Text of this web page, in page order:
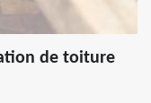
de toiture